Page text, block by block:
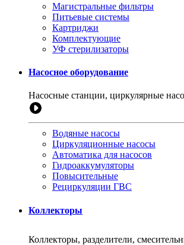
Магистральные фильтры
Питьевые системы
Картриджи
Комплектующие
УФ стерилизаторы
Насосное оборудование
Насосные станции, циркулярные
Водяные насосы
Циркуляционные насосы
Автоматика для насосов
Гидроаккумуляторы
Повысительные
Рециркуляции ГВС
Коллекторы
Коллекторы, разделители,